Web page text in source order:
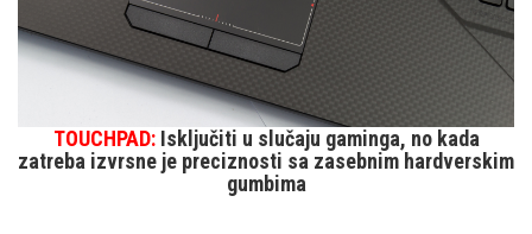
TOUCHPAD:Isključiti u slučaju gaminga, no kada
zatreba izvrsne je preciznosti sa zasebnim hardverskim
gumbima